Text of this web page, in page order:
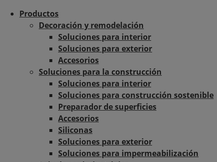
Productos
Decoración y remodelación
Soluciones para interior
Soluciones para exterior
Accesorios
Soluciones para la construcción
Soluciones para interior
Soluciones para construcción sostenible
Preparador de superficies
Accesorios
Siliconas
Soluciones para exterior
Soluciones para impermeabilización